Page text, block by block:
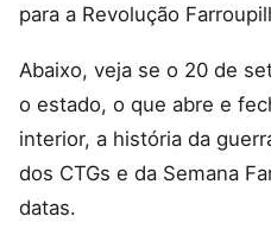
para a Revolução
Abaixo, veja se o 20 de
o estado, o que abre e
interior, a história da
dos CTGs e da Semana
datas.